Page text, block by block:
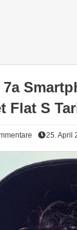
Flat S
25. April